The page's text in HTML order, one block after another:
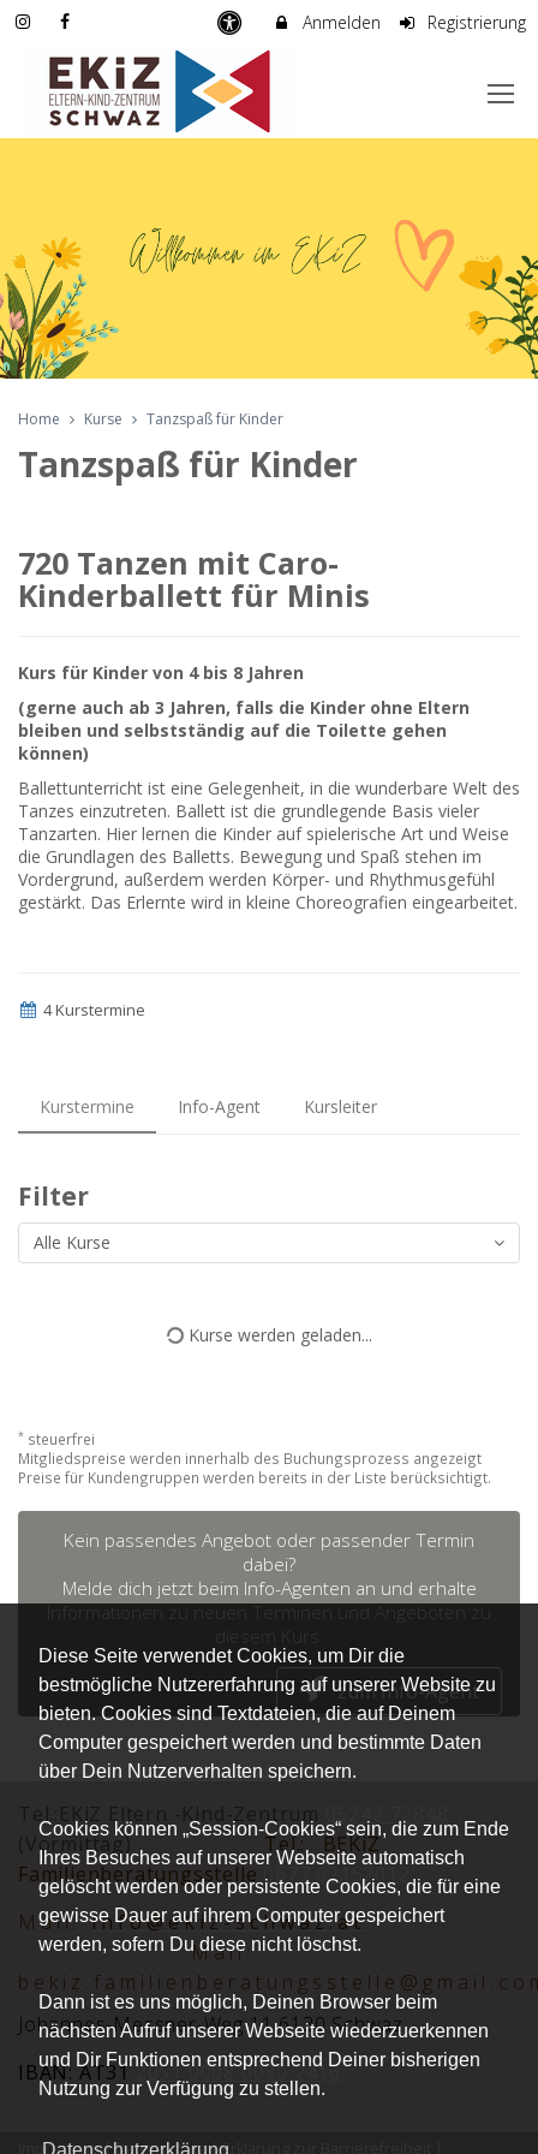
Diese Seite verwendet Cookies, um Dir die
bestmögliche Nutzererfahrung auf unserer Website zu
bieten. Cookies sind Textdateien, die auf Deinem
Computer gespeichert werden und bestimmte Daten
über Dein Nutzerverhalten speichern.
Cookies können „Session-Cookies“ sein, die zum Ende
Ihres Besuches auf unserer Webseite automatisch
gelöscht werden oder persistente Cookies, die für eine
gewisse Dauer auf ihrem Computer gespeichert
werden, sofern Du diese nicht löschst.
Dann ist es uns möglich, Deinen Browser beim
nächsten Aufruf unserer Webseite wiederzuerkennen
und Dir Funktionen entsprechend Deiner bisherigen
Nutzung zur Verfügung zu stellen.
Datenschutzerklärung
Anmelden Registrierung
Home Kurse Tanzspaß für Kinder
Tanzspaß für Kinder
720 Tanzen mit Caro-
Kinderballett für Minis
Kurs für Kinder von 4 bis 8 Jahren
(gerne auch ab 3 Jahren, falls die Kinder ohne Eltern
bleiben und selbstständig auf die Toilette gehen
können)
Ballettunterricht ist eine Gelegenheit, in die wunderbare Welt des
Tanzes einzutreten. Ballett ist die grundlegende Basis vieler
Tanzarten. Hier lernen die Kinder auf spielerische Art und Weise
die Grundlagen des Balletts. Bewegung und Spaß stehen im
Vordergrund, außerdem werden Körper- und Rhythmusgefühl
gestärkt. Das Erlernte wird in kleine Choreografien eingearbeitet.
4 Kurstermine
Kurstermine Info-Agent Kursleiter
Filter
Alle Kurse
Kurse werden geladen...
* steuerfrei
Mitgliedspreise werden innerhalb des Buchungsprozess angezeigt
Preise für Kundengruppen werden bereits in der Liste berücksichtigt.
Kein passendes Angebot oder passender Termin
dabei?
Melde dich jetzt beim Info-Agenten an und erhalte
Informationen zu neuen Terminen und Angeboten zu
zum Info-Agent
Tel.:EKiZ Eltern -Kind-Zentrum
(Vormittag)Tel.:BEKiZ
Familienberatungsstelle 0677 62152012
Mail: info@ekiz-schwaz.at
Mail:
Johannes-Messner-Weg 11 6130 Schwaz
IBAN: AT312051 0008 0030 2416
Impressum|Datenschutz|Erklärung zur Barrierefreiheit